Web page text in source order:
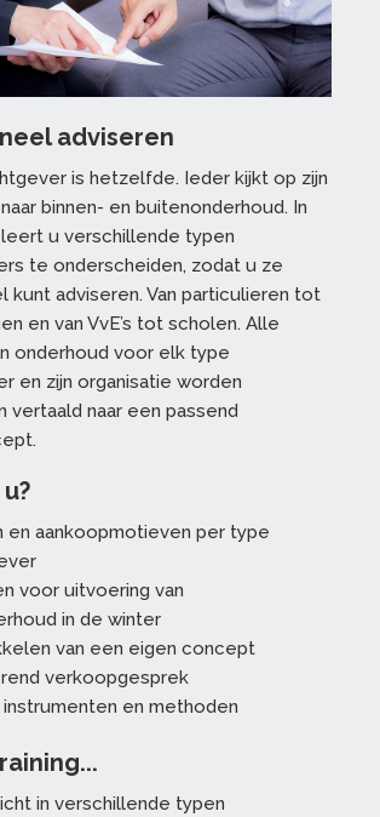
adviseren
is hetzelfde. Ieder kijkt op zijn
binnen- en buitenonderhoud. In
u verschillende typen
te onderscheiden, zodat u ze
kunt adviseren. Van particulieren tot
en van VvE’s tot scholen. Alle
onderhoud voor elk type
en zijn organisatie worden
vertaald naar een passend
en aankoopmotieven per type
voor uitvoering van
in de winter
van een eigen concept
verkoopgesprek
en methoden
in verschillende typen